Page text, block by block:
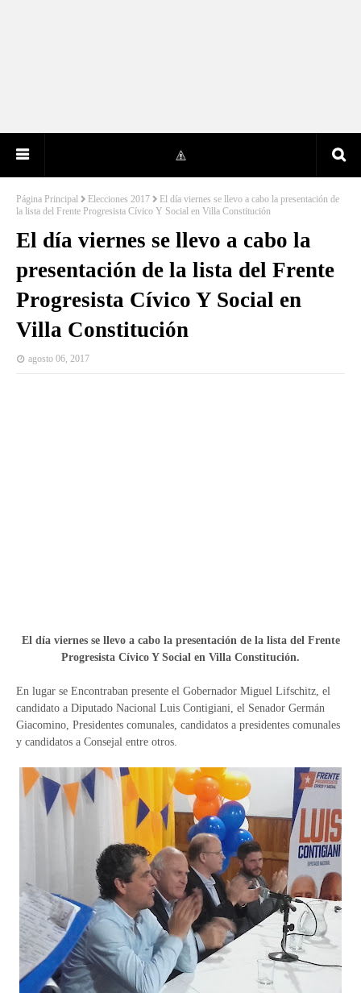
Página Principal Elecciones 2017
El día viernes se llevo a cabo la presentación de
la lista del Frente Progresista Cívico Y Social en Villa Constitución
El día viernes se llevo a cabo la
presentación de la lista del Frente
Progresista Cívico Y Social en
Villa Constitución
agosto 06, 2017
El día viernes se llevo a cabo la presentación de la lista del Frente
Progresista Cívico Y Social en Villa Constitución.
En lugar se Encontraban presente el Gobernador Miguel Lifschitz, el
candidato a Diputado Nacional Luis Contigiani, el Senador Germán
Giacomino, Presidentes comunales, candidatos a presidentes comunales
y candidatos a Consejal entre otros.